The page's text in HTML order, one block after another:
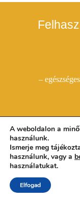
–
Domain
ÁSZF és
A weboldalon a
használunk.
Ismerje meg
használunk, vagy a
használatukat.
Elfogad